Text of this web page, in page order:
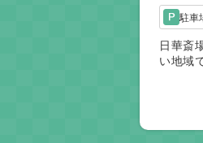
駐車
日華斎
い地域